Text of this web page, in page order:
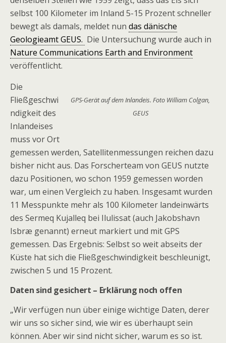
selbst 100 Kilometer im Inland 5-15 Prozent schneller
bewegt als damals, meldet nun das dänische
Geologieamt GEUS. Die Untersuchung wurde auch in
Nature Communications Earth and Environment
veröffentlicht.
GPS-Gerät auf dem Inlandeis. Foto William Colgan,
GEUS
Die
Fließgeschwi
ndigkeit des
Inlandeises
muss vor Ort
gemessen werden, Satellitenmessungen reichen dazu
bisher nicht aus. Das Forscherteam von GEUS nutzte
dazu Positionen, wo schon 1959 gemessen worden
war, um einen Vergleich zu haben. Insgesamt wurden
11 Messpunkte mehr als 100 Kilometer landeinwärts
des Sermeq Kujalleq bei Ilulissat (auch Jakobshavn
Isbræ genannt) erneut markiert und mit GPS
gemessen. Das Ergebnis: Selbst so weit abseits der
Küste hat sich die Fließgeschwindigkeit beschleunigt,
zwischen 5 und 15 Prozent.
Daten sind gesichert – Erklärung noch offen
„Wir verfügen nun über einige wichtige Daten, derer
wir uns so sicher sind, wie wir es überhaupt sein
können. Aber wir sind nicht sicher, warum es so ist.